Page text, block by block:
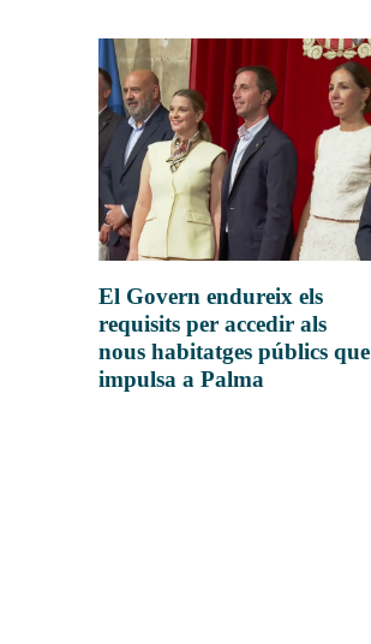
El Govern endureix els
requisits per accedir als
nous habitatges públics que
impulsa a Palma